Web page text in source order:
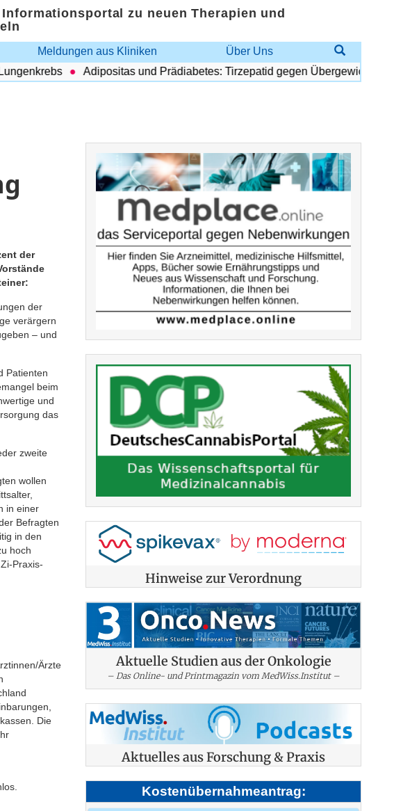
zu neuen Therapien und
Meldungen aus Kliniken
Über Uns
Adipositas und Prädiabetes: Tirzepatid gegen Übergewicht und
der
der
verärgern
– und
Patienten
beim
und
das
zweite
wollen
in einer
Befragten
in den
hoch
Praxis-
Ärzte
Die
Hinweise zur Verordnung
Aktuelle Studien aus der Onkologie
– Das Online- und Printmagazin vom MedWiss.Institut –
Aktuelles aus Forschung & Praxis
Kostenübernahmeantrag: